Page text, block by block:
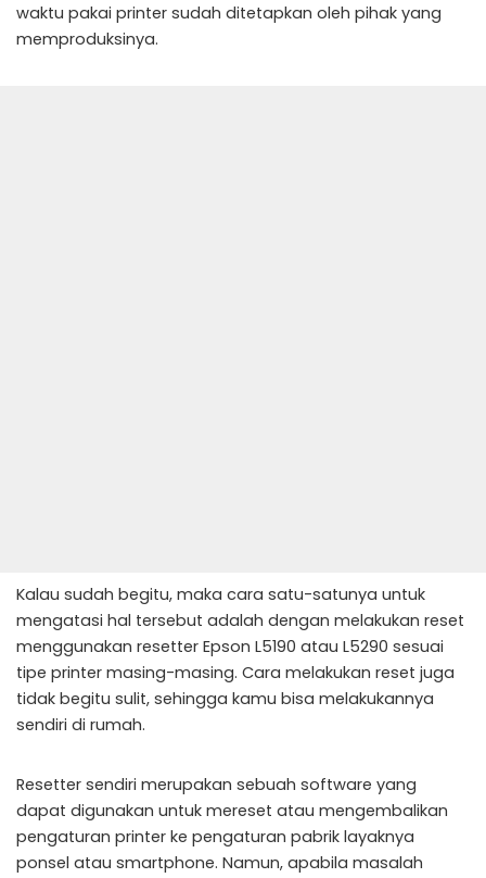
waktu pakai printer sudah ditetapkan oleh pihak yang
memproduksinya.
Kalau sudah begitu, maka cara satu-satunya untuk
mengatasi hal tersebut adalah dengan melakukan reset
menggunakan resetter Epson L5190 atau L5290 sesuai
tipe printer masing-masing. Cara melakukan reset juga
tidak begitu sulit, sehingga kamu bisa melakukannya
sendiri di rumah.
Resetter sendiri merupakan sebuah software yang
dapat digunakan untuk mereset atau mengembalikan
pengaturan printer ke pengaturan pabrik layaknya
ponsel atau smartphone. Namun, apabila masalah